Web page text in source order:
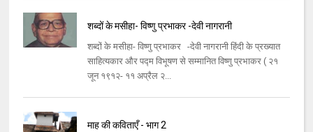
शब्दों के मसीहा- विष्णु प्रभाकर -देवी नागरानी
शब्दों के मसीहा- विष्णु प्रभाकर -देवी नागरानी हिंदी के प्रख्यात
साहित्यकार और पद्म विभूषण से सम्मानित विष्णु प्रभाकर ( २१
जून १९१२- ११ अप्रैल २...
माह की कविताएँ - भाग 2